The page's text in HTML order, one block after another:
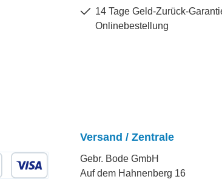
14 Tage Geld-Zurück-
Onlinebestellung
Versand / Zentrale
Gebr. Bode GmbH
Auf dem Hahnenberg 16